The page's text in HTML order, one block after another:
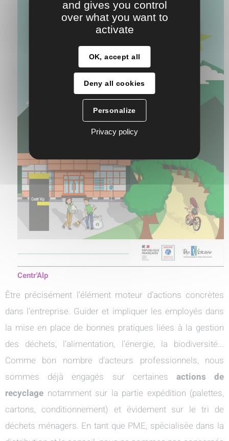
Centr'Alp
Être précisément l’élément moteur d’actions concrètes
dans l’entreprise. Guider et impliquer les employés dans
la mise en place de bonnes pratiques liées à la gestion
des déchets, l’alimentation, l’énergie, la biodiversité...
Comme bon nombre d’acteurs professionnels, nous
sommes déjà engagés sur certaines actions de
recyclage notamment sur la partie expédition (palettes,
cartons, conditionnement) et évidement sur le tri de
déchets ménagers. En tant que PME, spécialisée dans la
and gives you control
over what you want to
activate
OK, accept all
Deny all cookies
Personalize
Privacy policy